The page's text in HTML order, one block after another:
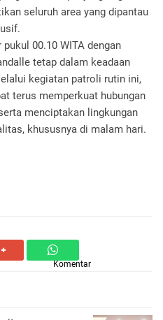
seluruh area yang dipantau
00.10 WITA dengan
tetap dalam keadaan
kegiatan patroli rutin ini,
terus memperkuat hubungan
menciptakan lingkungan
khususnya di malam hari.
Komentar